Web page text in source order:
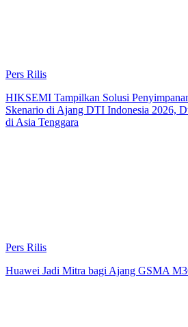
Pers Rilis
HIKSEMI Tampilkan Solusi
Skenario di Ajang DTI Indonesia 2026,
di Asia Tenggara
Pers Rilis
Huawei Jadi Mitra bagi Ajang GSMA